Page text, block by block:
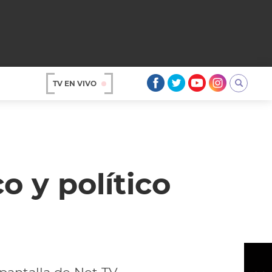
TV EN VIVO
y político